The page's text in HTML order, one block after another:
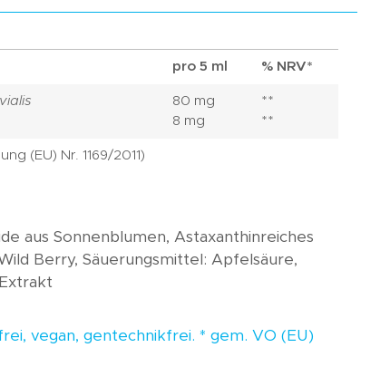
pro 5 ml % NRV*
80 mg
8 mg
**
**
(EU) Nr. 1169/2011)
aus Sonnenblumen, Astaxanthinreiches
Berry, Säuerungsmittel: Apfelsäure,
vegan, gentechnikfrei. * gem. VO (EU)